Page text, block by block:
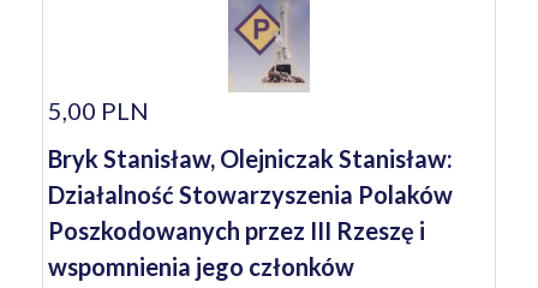
5,00 PLN
Bryk Stanisław, Olejniczak Stanisław:
Działalność Stowarzyszenia Polaków
Poszkodowanych przez III Rzeszę i
wspomnienia jego członków